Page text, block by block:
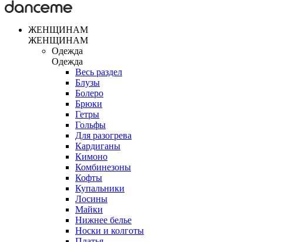
ЖЕНЩИНАМ
ЖЕНЩИНАМ
Одежда
Одежда
Весь раздел
Блузы
Болеро
Брюки
Гетры
Гольфы
Для разогрева
Кардиганы
Кимоно
Комбинезоны
Кофты
Купальники
Лосины
Майки
Нижнее белье
Носки и колготы